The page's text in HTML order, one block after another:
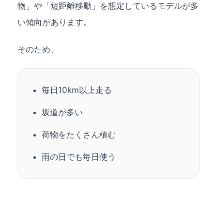
物」や「短距離移動」を想定しているモデルが多
い傾向があります。
そのため、
毎日10km以上走る
坂道が多い
荷物をたくさん積む
雨の日でも毎日使う